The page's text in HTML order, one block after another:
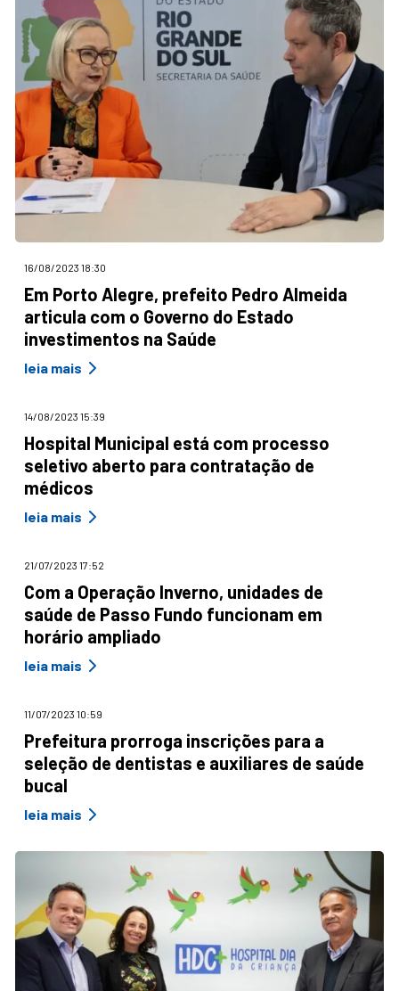
16/08/2023 18:30
Em Porto Alegre, prefeito Pedro Almeida
articula com o Governo do Estado
investimentos na Saúde
leia mais
14/08/2023 15:39
Hospital Municipal está com processo
seletivo aberto para contratação de
médicos
leia mais
21/07/2023 17:52
Com a Operação Inverno, unidades de
saúde de Passo Fundo funcionam em
horário ampliado
leia mais
11/07/2023 10:59
Prefeitura prorroga inscrições para a
seleção de dentistas e auxiliares de saúde
bucal
leia mais